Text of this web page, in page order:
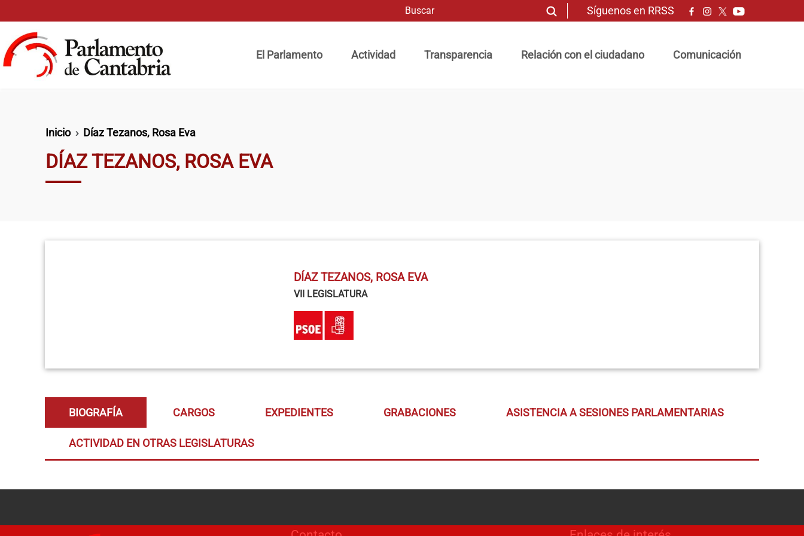
Síguenos en RRSS
El Parlamento
Actividad Transparencia Relación con el ciudadano Comunicación
Ruta de navegación
Inicio Díaz Tezanos, Rosa Eva
DÍAZ TEZANOS, ROSA EVA
DÍAZ TEZANOS, ROSA EVA
VII LEGISLATURA
BIOGRAFÍA CARGOS EXPEDIENTES GRABACIONES ASISTENCIA A SESIONES PARLAMENTARIAS
ACTIVIDAD EN OTRAS LEGISLATURAS